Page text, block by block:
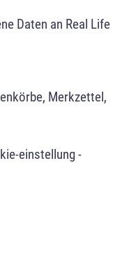
Daten an Real Life
Merkzettel,
einstellung -